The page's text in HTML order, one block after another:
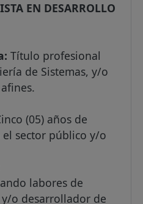
EN DESARROLLO
Título profesional
de Sistemas, y/o
(05) años de
sector público y/o
labores de
o desarrollador de